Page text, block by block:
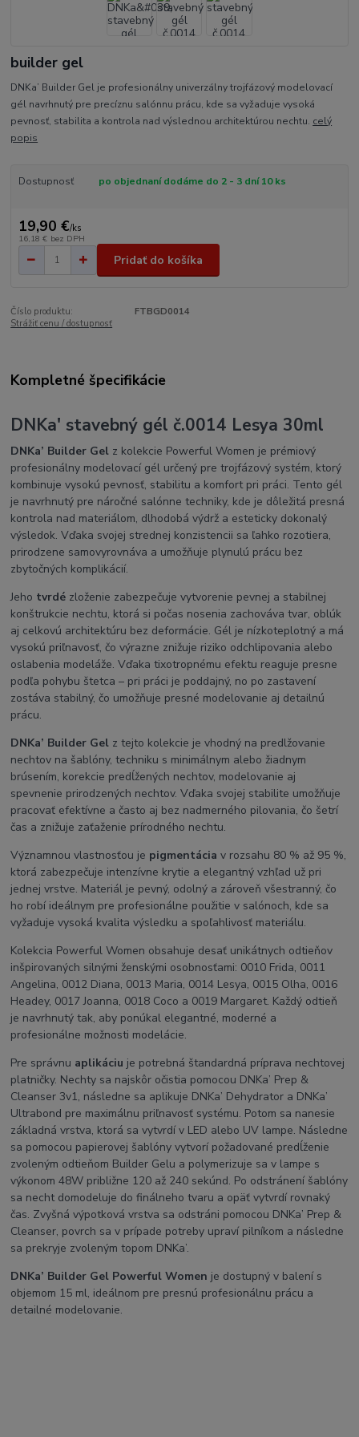
builder gel
DNKa’ Builder Gel je profesionálny univerzálny trojfázový modelovací
gél navrhnutý pre precíznu salónnu prácu, kde sa vyžaduje vysoká
pevnosť, stabilita a kontrola nad výslednou architektúrou nechtu. celý
popis
Dostupnosť po objednaní dodáme do 2 - 3 dní 10 ks
19,90 €/ks
16,18 € bez DPH
Pridať do košíka
Číslo produktu:
FTBGD0014
Strážiť cenu / dostupnosť
Kompletné špecifikácie
DNKa' stavebný gél č.0014 Lesya 30ml
DNKa’ Builder Gel z kolekcie Powerful Women je prémiový
profesionálny modelovací gél určený pre trojfázový systém, ktorý
kombinuje vysokú pevnosť, stabilitu a komfort pri práci. Tento gél
je navrhnutý pre náročné salónne techniky, kde je dôležitá presná
kontrola nad materiálom, dlhodobá výdrž a esteticky dokonalý
výsledok. Vďaka svojej strednej konzistencii sa ľahko rozotiera,
prirodzene samovyrovnáva a umožňuje plynulú prácu bez
zbytočných komplikácií.
Jeho tvrdé zloženie zabezpečuje vytvorenie pevnej a stabilnej
konštrukcie nechtu, ktorá si počas nosenia zachováva tvar, oblúk
aj celkovú architektúru bez deformácie. Gél je nízkoteplotný a má
vysokú priľnavosť, čo výrazne znižuje riziko odchlipovania alebo
oslabenia modeláže. Vďaka tixotropnému efektu reaguje presne
podľa pohybu štetca – pri práci je poddajný, no po zastavení
zostáva stabilný, čo umožňuje presné modelovanie aj detailnú
prácu.
DNKa’ Builder Gel z tejto kolekcie je vhodný na predlžovanie
nechtov na šablóny, techniku s minimálnym alebo žiadnym
brúsením, korekcie predĺžených nechtov, modelovanie aj
spevnenie prirodzených nechtov. Vďaka svojej stabilite umožňuje
pracovať efektívne a často aj bez nadmerného pilovania, čo šetrí
čas a znižuje zaťaženie prírodného nechtu.
Významnou vlastnosťou je pigmentáciav rozsahu 80 % až 95 %,
ktorá zabezpečuje intenzívne krytie a elegantný vzhľad už pri
jednej vrstve. Materiál je pevný, odolný a zároveň všestranný, čo
ho robí ideálnym pre profesionálne použitie v salónoch, kde sa
vyžaduje vysoká kvalita výsledku a spoľahlivosť materiálu.
Kolekcia Powerful Women obsahuje desať unikátnych odtieňov
inšpirovaných silnými ženskými osobnosťami: 0010 Frida, 0011
Angelina, 0012 Diana, 0013 Maria, 0014 Lesya, 0015 Olha, 0016
Headey, 0017 Joanna, 0018 Coco a 0019 Margaret. Každý odtieň
je navrhnutý tak, aby ponúkal elegantné, moderné a
profesionálne možnosti modelácie.
Pre správnu aplikáciu je potrebná štandardná príprava nechtovej
platničky. Nechty sa najskôr očistia pomocou DNKa’ Prep &
Cleanser 3v1, následne sa aplikuje DNKa’ Dehydrator a DNKa’
Ultrabond pre maximálnu priľnavosť systému. Potom sa nanesie
základná vrstva, ktorá sa vytvrdí v LED alebo UV lampe. Následne
sa pomocou papierovej šablóny vytvorí požadované predĺženie
zvoleným odtieňom Builder Gelu a polymerizuje sa v lampe s
výkonom 48W približne 120 až 240 sekúnd. Po odstránení šablóny
sa necht domodeluje do finálneho tvaru a opäť vytvrdí rovnaký
čas. Zvyšná výpotková vrstva sa odstráni pomocou DNKa’ Prep &
Cleanser, povrch sa v prípade potreby upraví pilníkom a následne
sa prekryje zvoleným topom DNKa’.
DNKa’ Builder Gel Powerful Women je dostupný v balení s
objemom 15 ml, ideálnom pre presnú profesionálnu prácu a
detailné modelovanie.